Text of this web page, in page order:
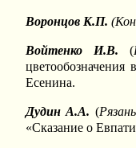
Воронцов К.П.
Войтенко И.В. (
цветообозначения
Есенина.
Дудин А.А. (Рязань
«Сказание о